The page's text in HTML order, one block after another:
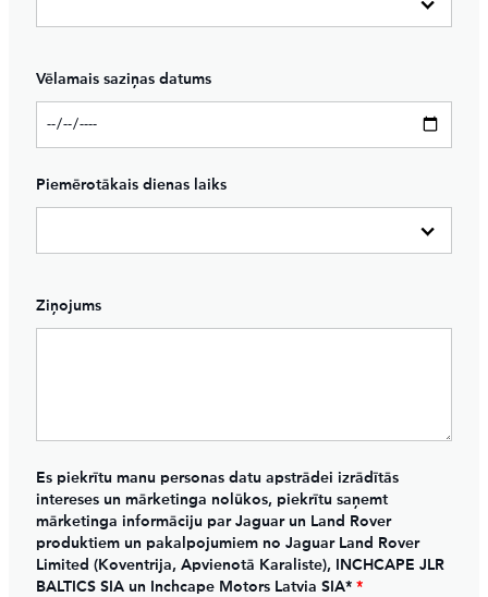
Vēlamais saziņas datums
Piemērotākais dienas laiks
Ziņojums
Es piekrītu manu personas datu apstrādei izrādītās
intereses un mārketinga nolūkos, piekrītu saņemt
mārketinga informāciju par Jaguar un Land Rover
produktiem un pakalpojumiem no Jaguar Land Rover
Limited (Koventrija, Apvienotā Karaliste), INCHCAPE JLR
BALTICS SIA un Inchcape Motors Latvia SIA* *